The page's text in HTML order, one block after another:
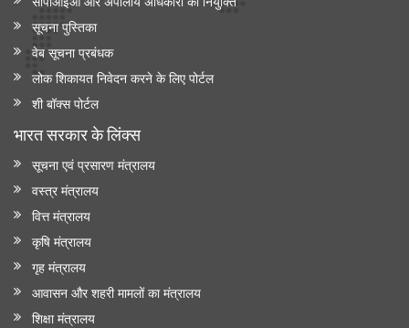
सूचना पुस्तिका
वेब सूचना प्रबंधक
लोक शिकायत निवेदन करने के लिए पोर्टल
शी बॉक्स पोर्टल
भारत सरकार के लिंक्‍स
सूचना एवं प्रसारण मंत्रालय
वस्त्र मंत्रालय
वित्त मंत्रालय
कृषि मंत्रालय
गृह मंत्रालय
आवासन और शहरी मामलों का मंत्रालय
शिक्षा मंत्रालय